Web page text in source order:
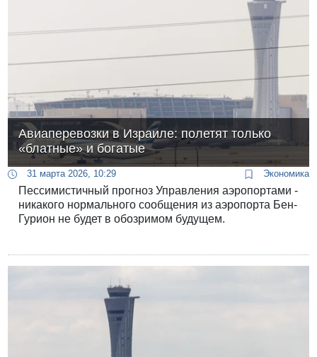
Авиаперевозки в Израиле: полетят только
«блатные» и богатые
31 марта 2026, 10:29 Экономика
Пессимистичный прогноз Управления аэропортами -
никакого нормального сообщения из аэропорта Бен-
Гурион не будет в обозримом будущем.